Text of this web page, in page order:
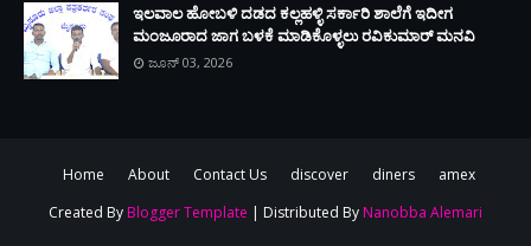
ಇಲವಾಲ ಹೋಬಳಿ ದಡದ ಕಲ್ಲಹಳ್ಳಿ ಸರ್ಕಾರಿ ಶಾಲೆಗೆ ಇದೀಗ
ಮಂಜೂರಾದ ಜಾಗ ಬಳಕೆ ಮಾಡಿಕೊಳ್ಳಲು ರವಿಕುಮಾರ್ ಮನವಿ
ಜೂನ್ 03, 2026
Home About Contact Us discover diners
amex
Created By Blogger Template | Distributed By Nanobba Alemari